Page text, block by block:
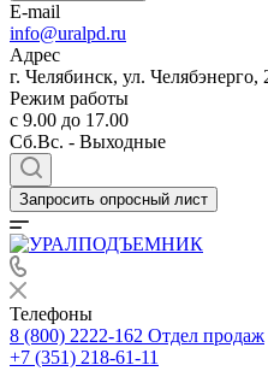
E-mail
info@uralpd.ru
Адрес
г. Челябинск, ул. Челябэнерго,
Режим работы
с 9.00 до 17.00
Сб.Вс. - Выходные
Запросить опросный лист
Телефоны
8 (800) 2222-162 Отдел продаж
+7 (351) 218-61-11